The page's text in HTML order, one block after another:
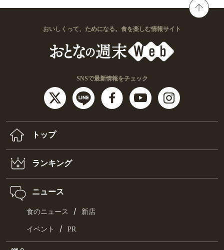
おいしくって、ためになる。食を楽しむ情報サイト
SNSで最新情報をチェック
トップ
ランキング
ニュース
食のニュース / 新店
イベント / PR